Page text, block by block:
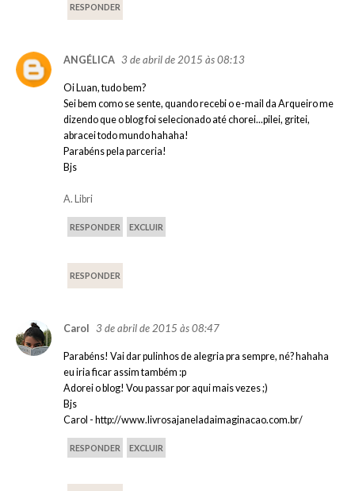
RESPONDER
ANGÉLICA 3 de abril de 2015 às 08:13
Oi Luan, tudo bem?
Sei bem como se sente, quando recebi o e-mail da Arqueiro me
dizendo que o blog foi selecionado até chorei...pilei, gritei,
abracei todo mundo hahaha!
Parabéns pela parceria!
Bjs
A. Libri
RESPONDER EXCLUIR
RESPONDER
Carol 3 de abril de 2015 às 08:47
Parabéns! Vai dar pulinhos de alegria pra sempre, né? hahaha
eu iria ficar assim também :p
Adorei o blog! Vou passar por aqui mais vezes ;)
Bjs
Carol - http://www.livrosajaneladaimaginacao.com.br/
RESPONDER EXCLUIR